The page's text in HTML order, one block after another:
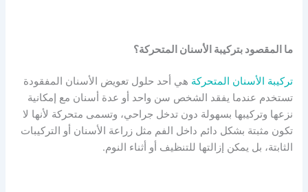
ما المقصود بتركيبة الأسنان المتحركة؟
تركيبة الأسنان المتحركة هي أحد حلول تعويض الأسنان المفقودة
تستخدم عندما يفقد الشخص سن واحد أو عدة أسنان مع إمكانية
نزعها وتركيبها بسهولة دون تدخل جراحي، وتسمى متحركة لأنها لا
تكون مثبتة بشكل دائم داخل الفم مثل زراعة الأسنان أو التركيبات
الثابتة، بل يمكن إزالتها للتنظيف أو أثناء النوم.